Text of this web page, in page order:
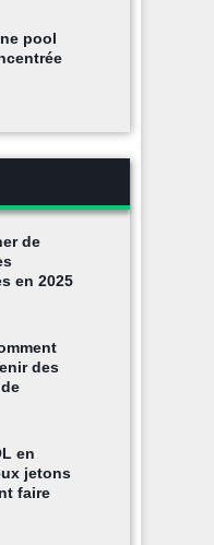
pool
de
en 2025
des
en
jetons
faire